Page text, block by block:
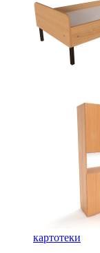
картотеки